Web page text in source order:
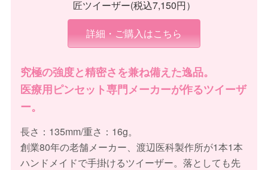
匠ツイーザー(税込7,150円）
詳細・ご購入はこちら
究極の強度と精密さを兼ね備えた逸品。
医療用ピンセット専門メーカーが作るツイーザ
ー。
長さ：135mm/重さ：16g。
創業80年の老舗メーカー、渡辺医科製作所が1本1本
ハンドメイドで手掛けるツイーザー。落としても先